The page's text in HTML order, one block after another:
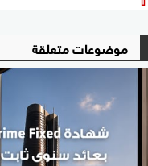
موضوعات متعلقة